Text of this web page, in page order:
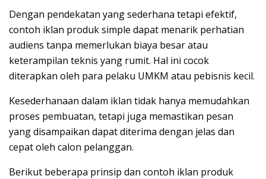
Dengan pendekatan yang sederhana tetapi efektif,
contoh iklan produk simple dapat menarik perhatian
audiens tanpa memerlukan biaya besar atau
keterampilan teknis yang rumit. Hal ini cocok
diterapkan oleh para pelaku UMKM atau pebisnis kecil.
Kesederhanaan dalam iklan tidak hanya memudahkan
proses pembuatan, tetapi juga memastikan pesan
yang disampaikan dapat diterima dengan jelas dan
cepat oleh calon pelanggan.
Berikut beberapa prinsip dan contoh iklan produk